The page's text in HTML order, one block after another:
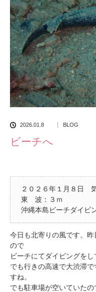
2026.01.8 BLOG
ビーチへ
２０２６年１月８日
東 波：３ｍ
沖縄本島ビーチダイビ
今日も北寄りの風です。
ので
ビーチにてダイビングをし
でも行きの高速で大渋滞
すね。
でも駐車場が空いていた